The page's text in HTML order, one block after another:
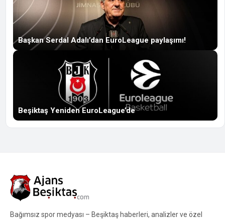
Başkan Serdal Adalı’dan EuroLeague paylaşımı!
Beşiktaş Yeniden EuroLeague’de
Bağımsız spor medyası – Beşiktaş haberleri, analizler ve özel